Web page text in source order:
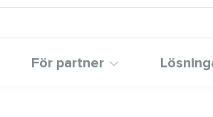
För partner